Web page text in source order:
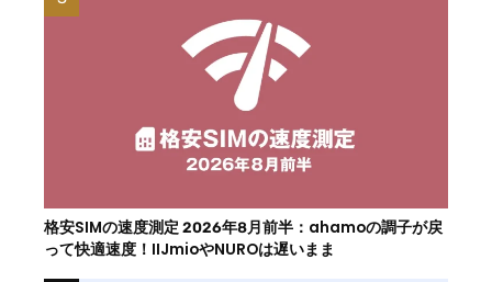
格安SIMの速度測定 2026年8月前半：ahamoの調子が戻
って快適速度！IIJmioやNUROは遅いまま